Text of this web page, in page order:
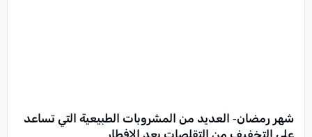
شهر رمضان- العديد من المشروبات الطبيعية التي تساعد
على التخفيف من التقلصات بعد الإفطار